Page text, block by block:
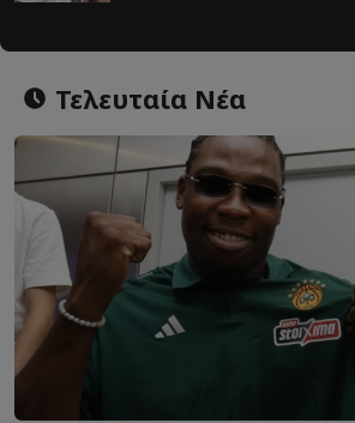
Τελευταία Νέα